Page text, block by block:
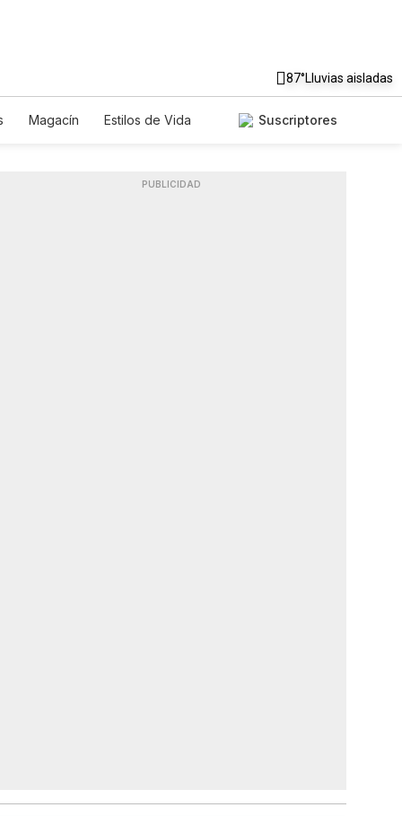
87°Lluvias aisladas
Magacín
Estilos de Vida
Suscriptores
PUBLICIDAD